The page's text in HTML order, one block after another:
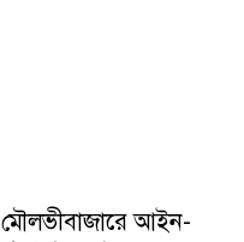
মৌলভীবাজারে আইন-